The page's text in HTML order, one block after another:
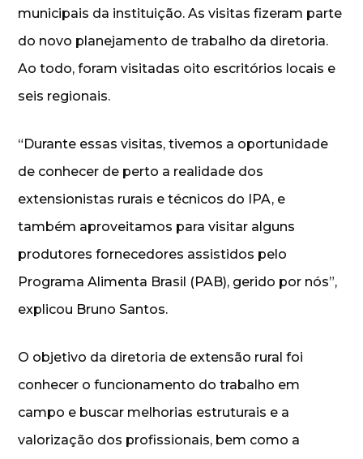
municipais da instituição. As visitas fizeram parte
do novo planejamento de trabalho da diretoria.
Ao todo, foram visitadas oito escritórios locais e
seis regionais.
“Durante essas visitas, tivemos a oportunidade
de conhecer de perto a realidade dos
extensionistas rurais e técnicos do IPA, e
também aproveitamos para visitar alguns
produtores fornecedores assistidos pelo
Programa Alimenta Brasil (PAB), gerido por nós”,
explicou Bruno Santos.
O objetivo da diretoria de extensão rural foi
conhecer o funcionamento do trabalho em
campo e buscar melhorias estruturais e a
valorização dos profissionais, bem como a